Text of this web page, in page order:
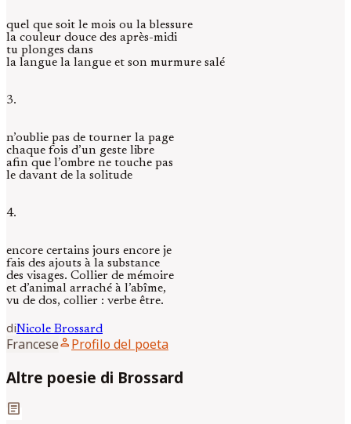
quel que soit le mois ou la blessure
la couleur douce des après-midi
tu plonges dans
la langue la langue et son murmure salé
3.
n’oublie pas de tourner la page
chaque fois d’un geste libre
afin que l’ombre ne touche pas
le davant de la solitude
4.
encore certains jours encore je
fais des ajouts à la substance
des visages. Collier de mémoire
et d’animal arraché à l’abîme,
vu de dos, collier : verbe être.
diNicole Brossard
Franceseperson Profilo del poeta
Altre poesie di Brossard
article